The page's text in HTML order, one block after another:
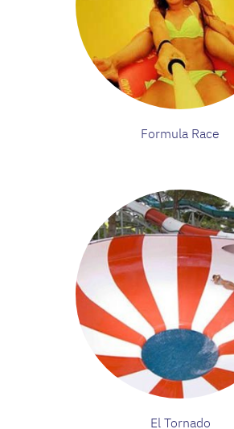
Formula Race
El Tornado